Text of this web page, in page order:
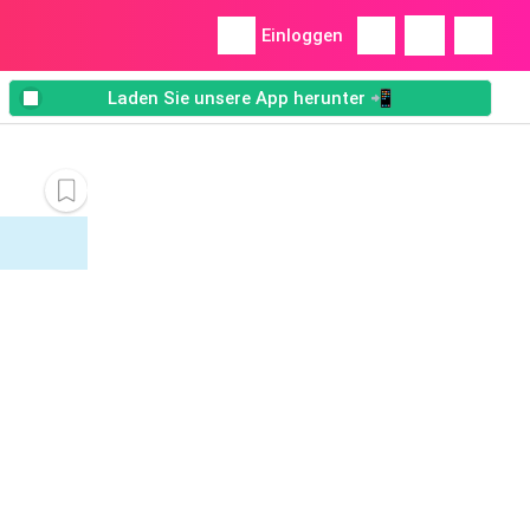
Einloggen
Laden Sie unsere App herunter 📲